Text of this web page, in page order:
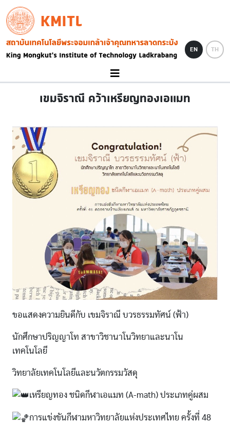
Skip to main content
KMITL
Image
EN TH
เขมจิราณี คว้าเหรียญทองเอแมท
ขอแสดงความยินดีกับ เขมจิราณี บวรธรรมทัศน์ (ฟ้า)
นักศึกษาปริญญาโท สาขาวิชานาโนวิทยาและนาโน
เทคโนโลยี
วิทยาลัยเทคโนโลยีและนวัตกรรมวัสดุ
เหรียญทอง ชนิดกีฬาเอแมท (A-math) ประเภทคู่ผสม
การแข่งขันกีฬามหาวิทยาลัยแห่งประเทศไทย ครั้งที่ 48